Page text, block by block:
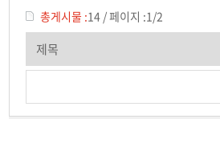
향토
특강
총게시물 :14 /페이지 :1/2